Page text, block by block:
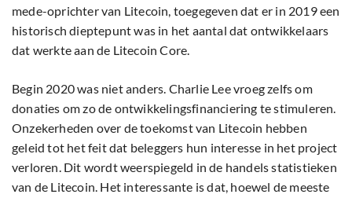
mede-oprichter van Litecoin, toegegeven dat er in 2019 een
historisch dieptepunt was in het aantal dat ontwikkelaars
dat werkte aan de Litecoin Core.
Begin 2020 was niet anders. Charlie Lee vroeg zelfs om
donaties om zo de ontwikkelingsfinanciering te stimuleren.
Onzekerheden over de toekomst van Litecoin hebben
geleid tot het feit dat beleggers hun interesse in het project
verloren. Dit wordt weerspiegeld in de handels statistieken
van de Litecoin. Het interessante is dat, hoewel de meeste